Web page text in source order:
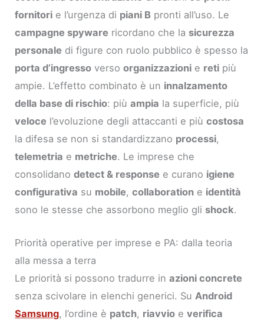
fornitori e l’urgenza di piani B pronti all’uso. Le
campagne spyware ricordano che la sicurezza
personale di figure con ruolo pubblico è spesso la
porta d’ingresso versoorganizzazioni e reti più
ampie. L’effetto combinato è un innalzamento
della base di rischio: piùampia la superficie, più
veloce l’evoluzione degli attaccanti e piùcostosa
la difesa se non si standardizzano processi,
telemetria e metriche. Le imprese che
consolidanodetect & response e curano igiene
configurativa su mobile,collaboration e identità
sono le stesse che assorbono meglio gli shock.
Priorità operative per imprese e PA: dalla teoria
alla messa a terra
Le priorità si possono tradurre inazioni concrete
senza scivolare in elenchi generici. Su Android
Samsung, l’ordine è patch, riavvio everifica